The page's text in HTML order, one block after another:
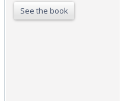
See the book